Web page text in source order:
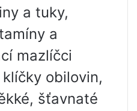
a tuky,
a
mazlíčci
obilovin,
šťavnaté